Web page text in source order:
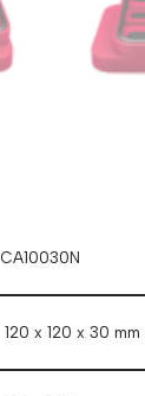
CA10030N
120 x 120 x 30 mm